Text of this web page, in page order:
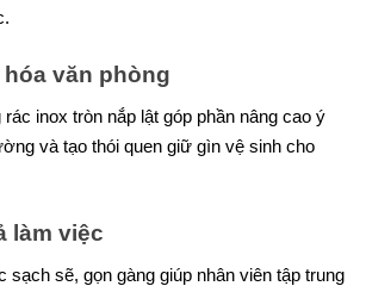
văn phòng
inox tròn nắp lật góp phần nâng cao ý
và tạo thói quen giữ gìn vệ sinh cho
làm việc
sạch sẽ, gọn gàng giúp nhân viên tập trung